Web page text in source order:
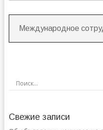
Международное
Свежие записи